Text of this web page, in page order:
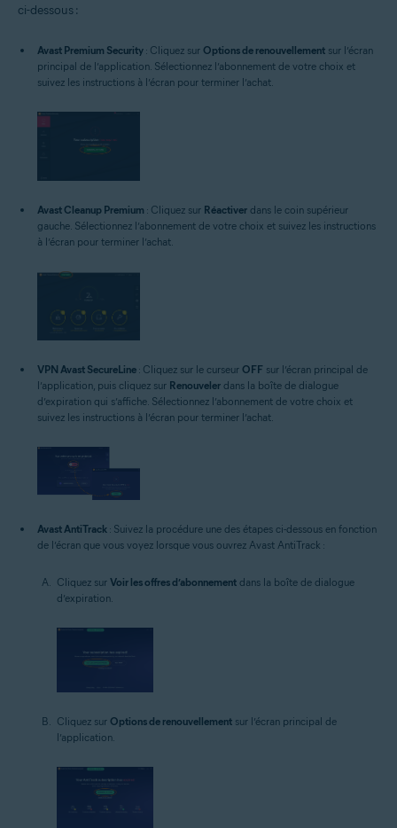
ci-dessous :
Avast Premium Security : Cliquez sur Options de renouvellement sur l’écran
principal de l’application. Sélectionnez l’abonnement de votre choix et
suivez les instructions à l’écran pour terminer l’achat.
Avast Cleanup Premium : Cliquez sur Réactiver dans le coin supérieur
gauche. Sélectionnez l’abonnement de votre choix et suivez les instructions
à l’écran pour terminer l’achat.
VPN Avast SecureLine : Cliquez sur le curseur OFF sur l’écran principal de
l’application, puis cliquez sur Renouveler dans la boîte de dialogue
d’expiration qui s’affiche. Sélectionnez l’abonnement de votre choix et
suivez les instructions à l’écran pour terminer l’achat.
Avast AntiTrack : Suivez la procédure une des étapes ci-dessous en fonction
de l’écran que vous voyez lorsque vous ouvrez Avast AntiTrack :
Cliquez sur Voir les offres d’abonnement dans la boîte de dialogue
d’expiration.
Cliquez sur Options de renouvellement sur l’écran principal de
l’application.